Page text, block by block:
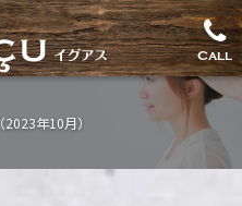
Call
（2023年10月）